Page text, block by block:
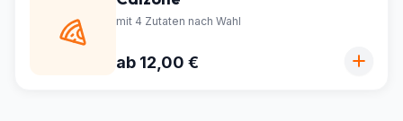
mit 4 Zutaten nach Wahl
ab 12,00 €